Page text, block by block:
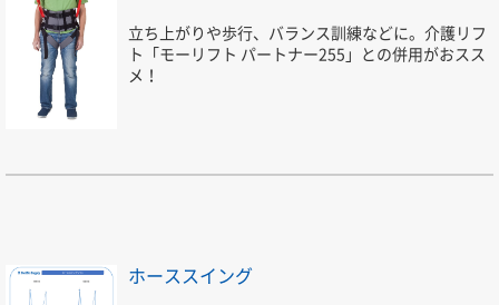
立ち上がりや歩行、バランス訓練などに。介護リフ
ト「モーリフト パートナー255」との併用がおスス
メ！
ホーススイング